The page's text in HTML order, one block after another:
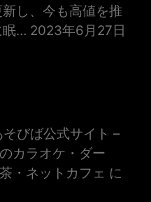
し、今も高値を推
眠… 2023年6月27日
びば公式サイト –
カラオケ・ダー
・ネットカフェ に